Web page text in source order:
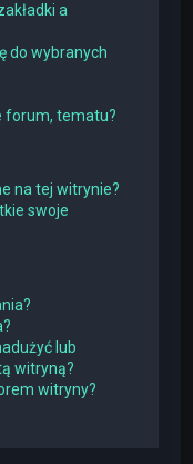
a
do wybranych
forum, tematu?
na tej witrynie?
swoje
lub
witryną?
witryny?